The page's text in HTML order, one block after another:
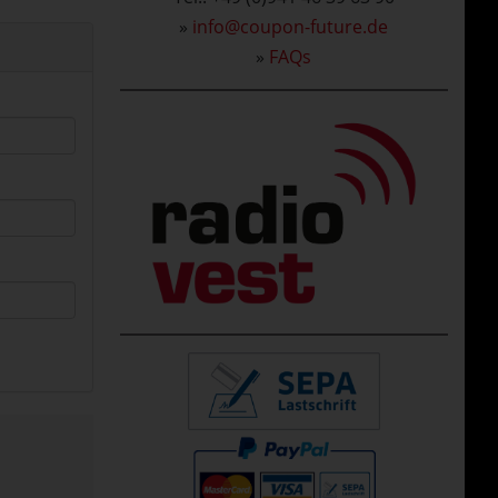
» info@coupon-future.de
» FAQs